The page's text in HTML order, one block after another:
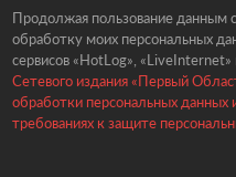
Продолжая пользование данным
обработку моих персональных
сервисов «HotLog»,
Сетевого издания «Первый
обработки персональных данных
требованиях к защите